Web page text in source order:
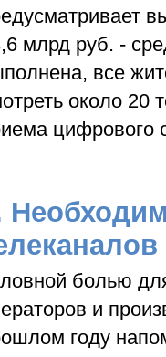
млрд руб. -
все
около 20
цифрового
болью
и
году